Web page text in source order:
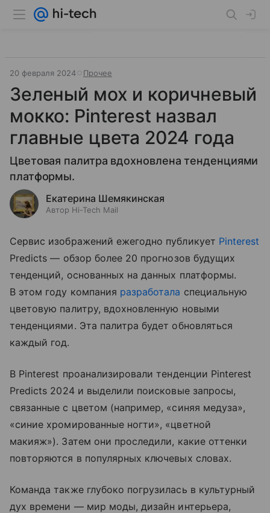
20 февраля 2024 Прочее
Зеленый мох и коричневый
мокко: Pinterest назвал
главные цвета 2024 года
Цветовая палитра вдохновлена тенденциями
платформы.
Екатерина Шемякинская
Автор Hi-Tech Mail
Сервис изображений ежегодно публикует Pinterest
Predicts — обзор более 20 прогнозов будущих
тенденций, основанных на данных платформы.
В этом году компания разработала специальную
цветовую палитру, вдохновленную новыми
тенденциями. Эта палитра будет обновляться
каждый год.
В Pinterest проанализировали тенденции Pinterest
Predicts 2024 и выделили поисковые запросы,
связанные с цветом (например, «синяя медуза»,
«синие хромированные ногти», «цветной
макияж»). Затем они проследили, какие оттенки
повторяются в популярных ключевых словах.
Команда также глубоко погрузилась в культурный
дух времени — мир моды, дизайн интерьера,